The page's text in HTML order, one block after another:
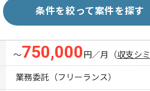
条件を絞って案件を探す
〜750,000 円／月 （収支シ
業務委託（フリーランス）